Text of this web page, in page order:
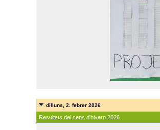
dilluns, 2. febrer 2026
Resultats del cens d'hivern 2026